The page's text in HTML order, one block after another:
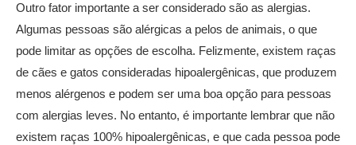
Outro fator importante a ser considerado são as alergias.
Algumas pessoas são alérgicas a pelos de animais, o que
pode limitar as opções de escolha. Felizmente, existem raças
de cães e gatos consideradas hipoalergênicas, que produzem
menos alérgenos e podem ser uma boa opção para pessoas
com alergias leves. No entanto, é importante lembrar que não
existem raças 100% hipoalergênicas, e que cada pessoa pode